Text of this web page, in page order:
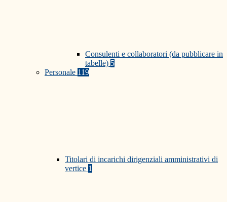
Consulenti e collaboratori (da pubblicare in
tabelle) 5
Personale 119
Titolari di incarichi dirigenziali amministrativi di
vertice 1